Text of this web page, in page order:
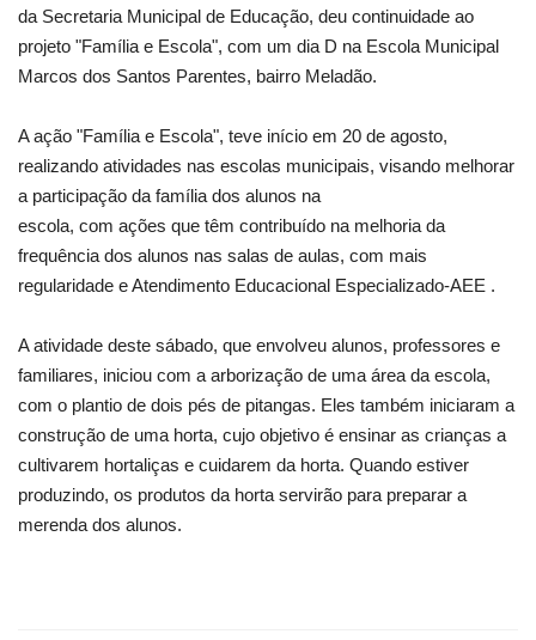
da Secretaria Municipal de Educação, deu continuidade ao
projeto "Família e Escola", com um dia D na Escola Municipal
Marcos dos Santos Parentes, bairro Meladão.
A ação "Família e Escola", teve início em 20 de agosto,
realizando atividades nas escolas municipais, visando melhorar
a participação da família dos alunos na
escola, com ações que têm contribuído na melhoria da
frequência dos alunos nas salas de aulas, com mais
regularidade e Atendimento Educacional Especializado-AEE .
A atividade deste sábado, que envolveu alunos, professores e
familiares, iniciou com a arborização de uma área da escola,
com o plantio de dois pés de pitangas. Eles também iniciaram a
construção de uma horta, cujo objetivo é ensinar as crianças a
cultivarem hortaliças e cuidarem da horta. Quando estiver
produzindo, os produtos da horta servirão para preparar a
merenda dos alunos.